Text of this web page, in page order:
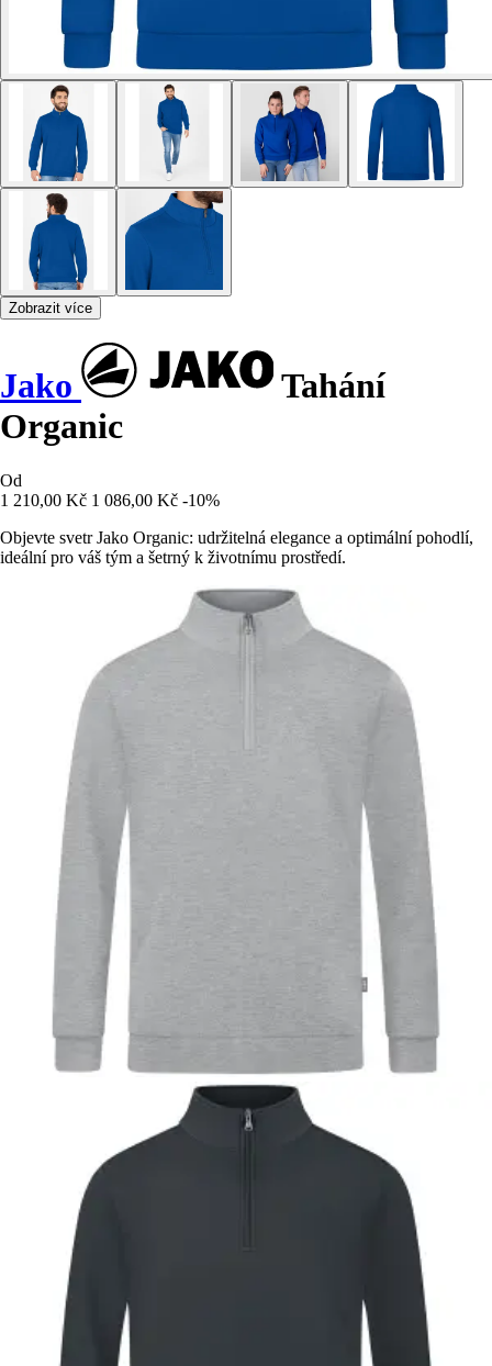
Zobrazit více
Jako
Tahání
Organic
Od
1 210,00 Kč 1 086,00 Kč -10%
Objevte svetr Jako Organic: udržitelná elegance a optimální pohodlí,
ideální pro váš tým a šetrný k životnímu prostředí.